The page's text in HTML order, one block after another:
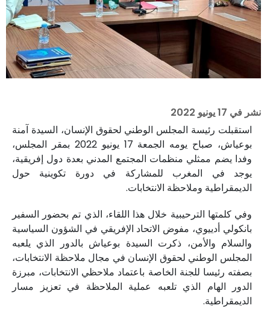
نشر في 17 يونيو 2022
استقبلت رئيسة المجلس الوطني لحقوق الإنسان، السيدة آمنة
بوعياش، صباح يومه الجمعة 17 يونيو 2022 بمقر المجلس،
وفدا يضم ممثلي منظمات المجتمع المدني بعدة دول إفريقية،
يوجد في المغرب للمشاركة في دورة تكوينية حول
الديمقراطية وملاحظة الانتخابات.
وفي كلمتها الترحيبية خلال هذا اللقاء، الذي تم بحضور السفير
بانكولي أدييوي، مفوض الاتحاد الإفريقي في الشؤون السياسية
والسلام والأمن، ذكرت السيدة بوعياش بالدور الذي يلعبه
المجلس الوطني لحقوق الإنسان في مجال ملاحظة الانتخابات،
بصفته رئيسا للجنة الخاصة باعتماد ملاحظي الانتخابات، مبرزة
الدور الهام الذي تلعبه عملية الملاحظة في تعزيز مسار
الديمقراطية.